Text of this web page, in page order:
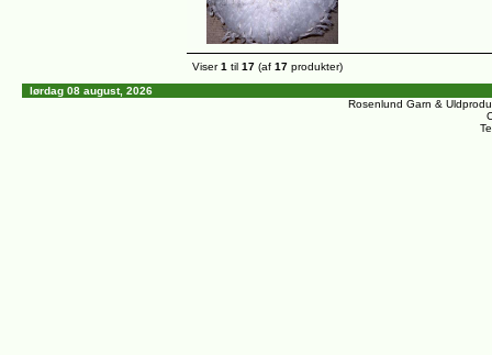
Viser1 til 17 (af 17 produkter)
lørdag 08 august, 2026
Rosenlund Garn &